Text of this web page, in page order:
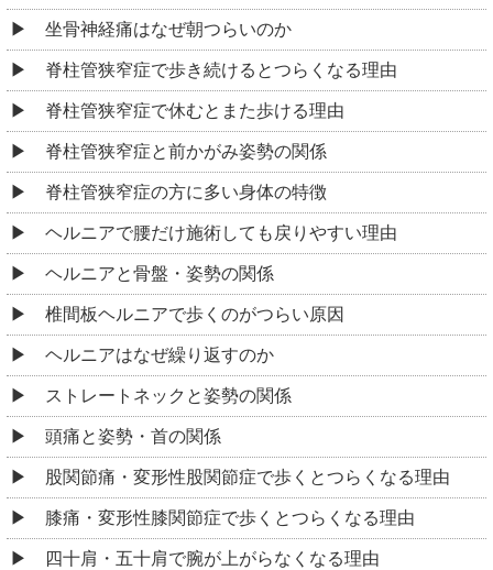
坐骨神経痛はなぜ朝つらいのか
脊柱管狭窄症で歩き続けるとつらくなる理由
脊柱管狭窄症で休むとまた歩ける理由
脊柱管狭窄症と前かがみ姿勢の関係
脊柱管狭窄症の方に多い身体の特徴
ヘルニアで腰だけ施術しても戻りやすい理由
ヘルニアと骨盤・姿勢の関係
椎間板ヘルニアで歩くのがつらい原因
ヘルニアはなぜ繰り返すのか
ストレートネックと姿勢の関係
頭痛と姿勢・首の関係
股関節痛・変形性股関節症で歩くとつらくなる理由
膝痛・変形性膝関節症で歩くとつらくなる理由
四十肩・五十肩で腕が上がらなくなる理由